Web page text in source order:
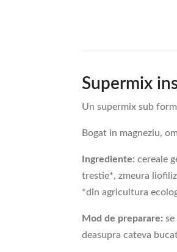
Supermix
Un supermix sub
Bogat in magneziu,
Ingrediente: cereale
trestie*, zmeura
*din agricultura
Mod de preparare: se
deasupra cateva